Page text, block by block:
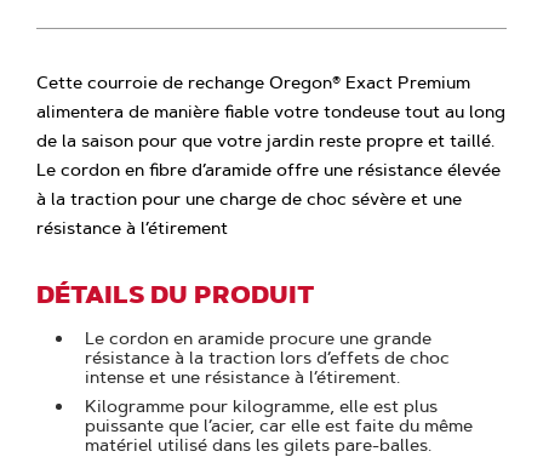
Cette courroie de rechange Oregon® Exact Premium
alimentera de manière fiable votre tondeuse tout au long
de la saison pour que votre jardin reste propre et taillé.
Le cordon en fibre d’aramide offre une résistance élevée
à la traction pour une charge de choc sévère et une
résistance à l’étirement
DÉTAILS DU PRODUIT
Le cordon en aramide procure une grande
résistance à la traction lors d’effets de choc
intense et une résistance à l’étirement.
Kilogramme pour kilogramme, elle est plus
puissante que l’acier, car elle est faite du même
matériel utilisé dans les gilets pare-balles.